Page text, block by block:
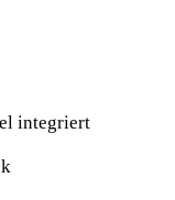
integriert